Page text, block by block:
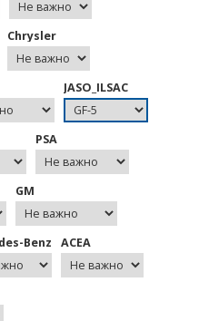
Chrysler
JASO_ILSAC
PSA
GM
Benz ACEA